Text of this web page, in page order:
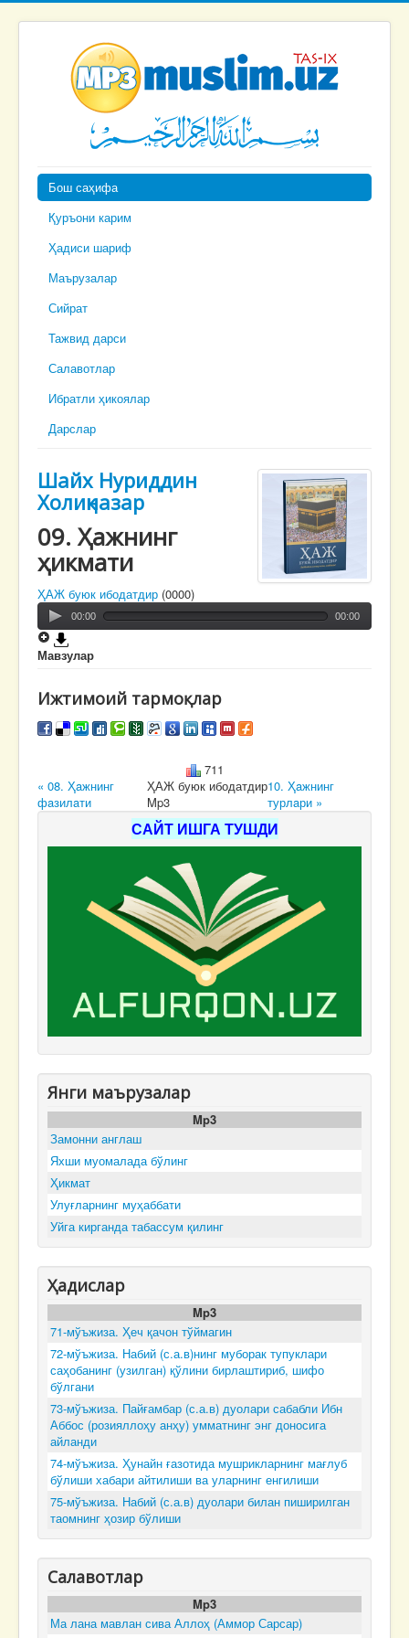
Бош саҳифа
Қуръони карим
Ҳадиси шариф
Маърузалар
Сийрат
Тажвид дарси
Салавотлар
Ибратли ҳикоялар
Дарслар
Шайх Нуриддин
Холиқназар
09. Ҳaжнинг
ҳикмaти
ҲАЖ буюк ибодатдир (0000)
00:00 00:00
Мавзулар
Ижтимоий тармоқлар
711
« 08. Ҳaжнинг
фaзилaти
ҲАЖ буюк ибодатдир
Mp3
10. Ҳaжнинг
турлaри »
САЙТ ИШГА ТУШДИ
Янги маърузалар
Mp3
Замонни англаш
Яхши муомалада бўлинг
Ҳикмат
Улуғларнинг муҳаббати
Уйга кирганда табассум қилинг
Ҳадислар
Mp3
71-мўъжиза. Ҳеч қачон тўймагин
72-мўъжиза. Набий (с.а.в)нинг муборак тупуклари
саҳобанинг (узилган) қўлини бирлаштириб, шифо
бўлгани
73-мўъжиза. Пайғамбар (с.а.в) дуолари сабабли Ибн
Аббос (розияллоҳу анҳу) умматнинг энг доносига
айланди
74-мўъжиза. Ҳунайн ғазотида мушрикларнинг мағлуб
бўлиши хабари айтилиши ва уларнинг енгилиши
75-мўъжиза. Набий (с.а.в) дуолари билан пиширилган
таомнинг ҳозир бўлиши
Салавотлар
Mp3
Ма лана мавлан сива Аллоҳ (Аммор Сарсар)